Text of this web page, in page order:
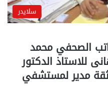
سلايدر
الصحفي محمد
للاستاذ الدكتور
مدير لمستشفي